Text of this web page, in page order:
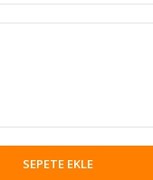
SEPETE EKLE